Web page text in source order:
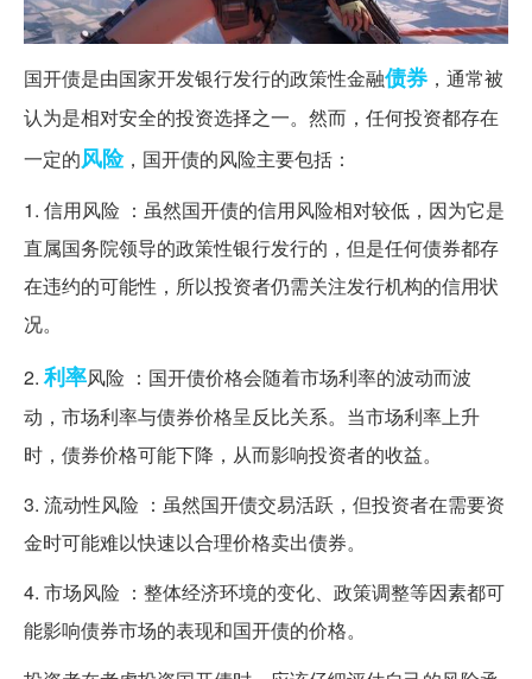
国开债是由国家开发银行发行的政策性金融债券，通常被
认为是相对安全的投资选择之一。然而，任何投资都存在
一定的风险，国开债的风险主要包括：
1. 信用风险 ：虽然国开债的信用风险相对较低，因为它是
直属国务院领导的政策性银行发行的，但是任何债券都存
在违约的可能性，所以投资者仍需关注发行机构的信用状
况。
2.利率风险 ：国开债价格会随着市场利率的波动而波
动，市场利率与债券价格呈反比关系。当市场利率上升
时，债券价格可能下降，从而影响投资者的收益。
3. 流动性风险 ：虽然国开债交易活跃，但投资者在需要资
金时可能难以快速以合理价格卖出债券。
4. 市场风险 ：整体经济环境的变化、政策调整等因素都可
能影响债券市场的表现和国开债的价格。